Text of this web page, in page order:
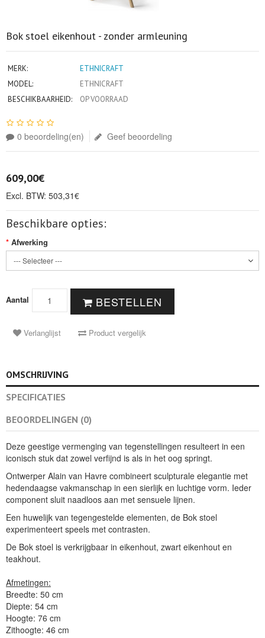
Bok stoel eikenhout - zonder armleuning
MERK:
ETHNICRAFT
MODEL:
ETHNICRAFT
BESCHIKBAARHEID:
OP VOORRAAD
0 beoordeling(en) Geef beoordeling
609,00€
Excl. BTW: 503,31€
Beschikbare opties:
Afwerking
Aantal BESTELLEN
Verlanglijst Product vergelijk
OMSCHRIJVING
SPECIFICATIES
BEOORDELINGEN (0)
Deze geestige vermenging van tegenstellingen resulteert in een
iconisch stuk dat zowel verfijnd is als in het oog springt.
Ontwerper Alain van Havre combineert sculpturale elegantie met
hedendaagse vakmanschap in een sierlijk en luchtige vorm. Ieder
component sluit naadloos aan met sensuele lijnen.
Een huwelijk van tegengestelde elementen, de Bok stoel
experimenteert speels met contrasten.
De Bok stoel is verkrijgbaar in eikenhout, zwart eikenhout en
teakhout.
Afmetingen:
Breedte: 50 cm
Diepte: 54 cm
Hoogte: 76 cm
Zithoogte: 46 cm